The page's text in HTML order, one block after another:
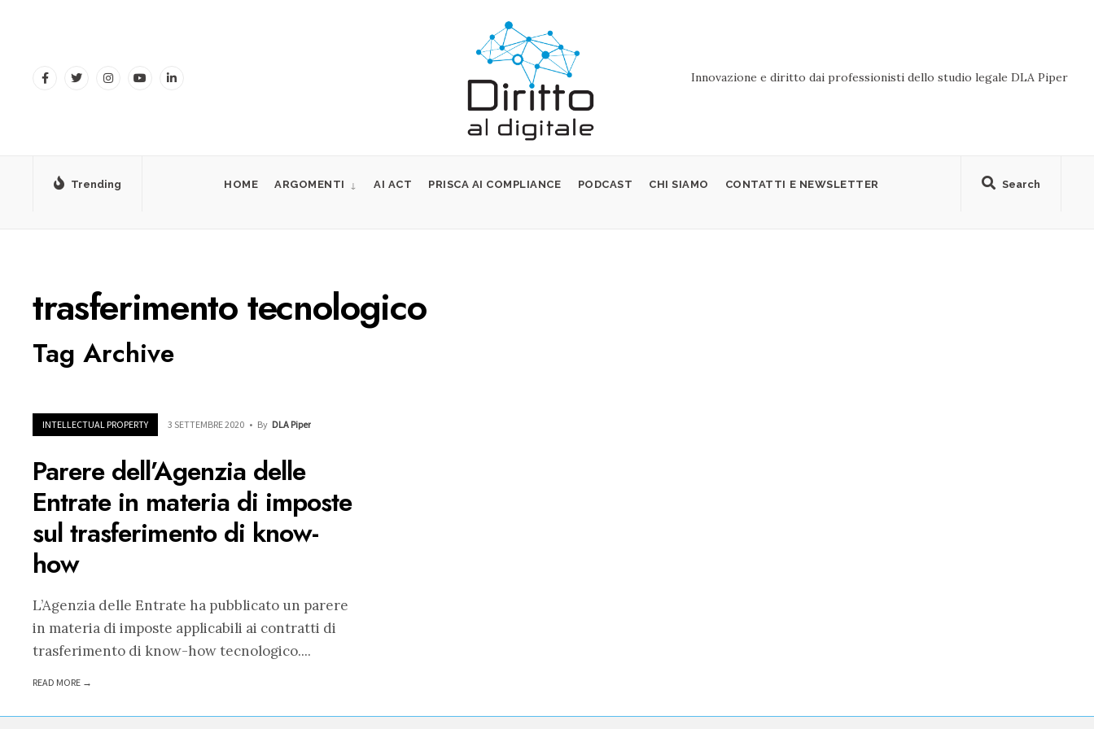
Innovazione e diritto dai professionisti dello studio legale DLA Piper
Trending Search
HOME ARGOMENTI AI ACT PRISCA AI COMPLIANCE PODCAST CHI SIAMO CONTATTI E NEWSLETTER
trasferimento tecnologico
Tag Archive
INTELLECTUAL PROPERTY 3 SETTEMBRE 2020 • By DLA Piper
Parere dell’Agenzia delle
Entrate in materia di imposte
sul trasferimento di know-
how
L’Agenzia delle Entrate ha pubblicato un parere
in materia di imposte applicabili ai contratti di
trasferimento di know-how tecnologico....
READ MORE →